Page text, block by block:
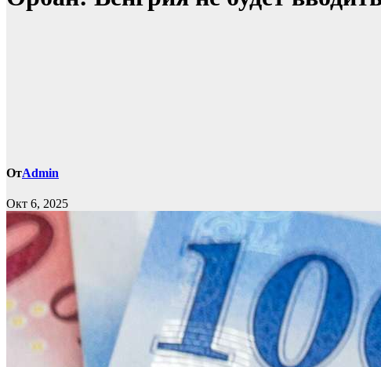
ОтAdmin
Окт 6, 2025